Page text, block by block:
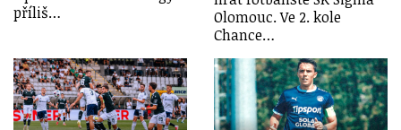
příliš…
Olomouc. Ve 2. kole
Chance…